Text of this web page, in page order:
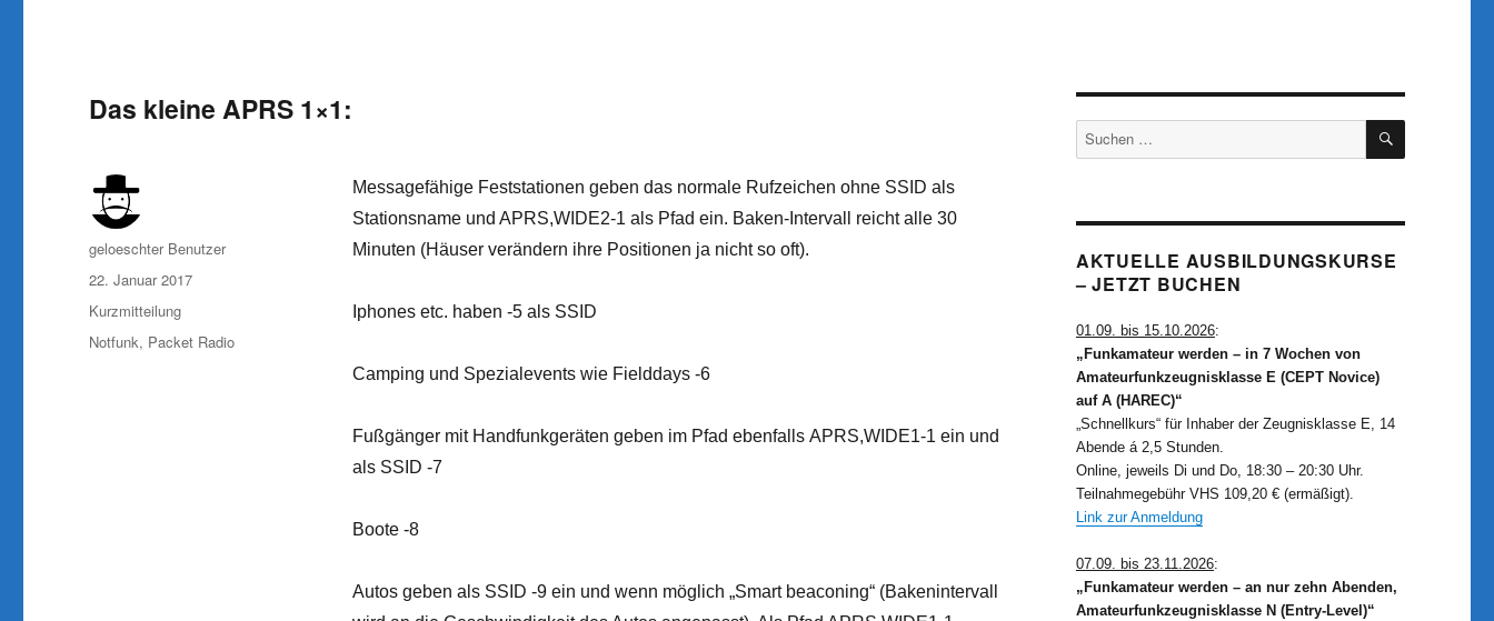
Das kleine APRS 1×1:
Messagefähige Feststationen geben das normale Rufzeichen ohne SSID als
Stationsname und APRS,WIDE2-1 als Pfad ein. Baken-Intervall reicht alle 30
Minuten (Häuser verändern ihre Positionen ja nicht so oft).
Iphones etc. haben -5 als SSID
Camping und Spezialevents wie Fielddays -6
Fußgänger mit Handfunkgeräten geben im Pfad ebenfalls APRS,WIDE1-1 ein und
als SSID -7
Boote -8
Autos geben als SSID -9 ein und wenn möglich „Smart beaconing“ (Bakenintervall
Autor
geloeschter Benutzer
Veröffentlicht
am
22. Januar 2017
Format
Kurzmitteilung
Kategorien
Notfunk, Packet Radio
Suchen
nach:
SUCHEN
AKTUELLE AUSBILDUNGSKURSE
– JETZT BUCHEN
01.09. bis 15.10.2026:
„Funkamateur werden – in 7 Wochen von
Amateurfunkzeugnisklasse E (CEPT Novice)
auf A (HAREC)“
„Schnellkurs“ für Inhaber der Zeugnisklasse E, 14
Abende á 2,5 Stunden.
Online, jeweils Di und Do, 18:30 – 20:30 Uhr.
Teilnahmegebühr VHS 109,20 € (ermäßigt).
Link zur Anmeldung
07.09. bis 23.11.2026:
„Funkamateur werden – an nur zehn Abenden,
Amateurfunkzeugnisklasse N (Entry-Level)“